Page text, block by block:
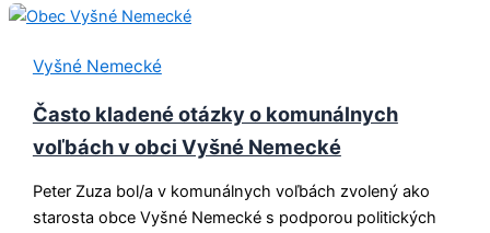
Vyšné Nemecké
Často kladené otázky o komunálnych
voľbách v obci Vyšné Nemecké
Peter Zuza bol/a v komunálnych voľbách zvolený ako
starosta obce Vyšné Nemecké s podporou politických